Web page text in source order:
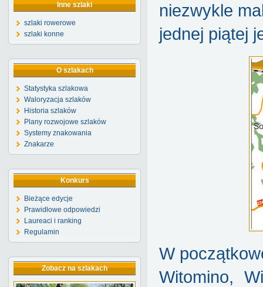
Inne szlaki
szlaki rowerowe
szlaki konne
O szlakach
Statystyka szlakowa
Waloryzacja szlaków
Historia szlaków
Plany rozwojowe szlaków
Systemy znakowania
Znakarze
Konkurs
Bieżące edycje
Prawidłowe odpowiedzi
Laureaci i ranking
Regulamin
Zobacz na szlakach
niezwykle
jednej piątej
W
Witomino,